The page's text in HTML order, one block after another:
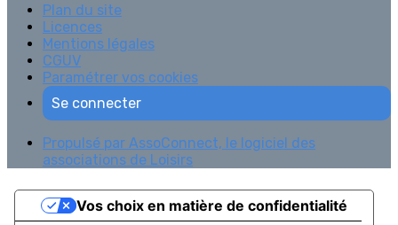
Plan du site
Licences
Mentions légales
CGUV
Paramétrer vos cookies
Se connecter
Propulsé par AssoConnect, le logiciel des
associations de Loisirs
Vos choix en matière de confidentialité